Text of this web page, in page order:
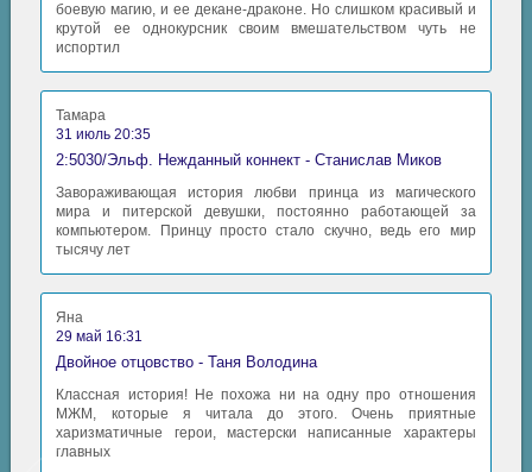
боевую магию, и ее декане-драконе. Но слишком красивый и
крутой ее однокурсник своим вмешательством чуть не
испортил
Тамара
31 июль 20:35
2:5030/Эльф. Нежданный коннект - Станислав Миков
Завораживающая история любви принца из магического
мира и питерской девушки, постоянно работающей за
компьютером. Принцу просто стало скучно, ведь его мир
тысячу лет
Яна
29 май 16:31
Двойное отцовство - Таня Володина
Классная история! Не похожа ни на одну про отношения
МЖМ, которые я читала до этого. Очень приятные
харизматичные герои, мастерски написанные характеры
главных